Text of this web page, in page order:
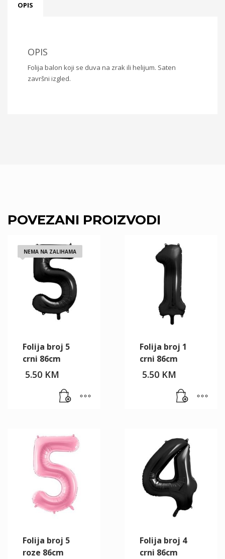
OPIS
OPIS
Folija balon koji se duva na zrak ili helijum. Saten
završni izgled.
POVEZANI PROIZVODI
NEMA NA ZALIHAMA
Folija broj 5
crni 86cm
5.50 KM
Folija broj 1
crni 86cm
5.50 KM
Folija broj 5
roze 86cm
Folija broj 4
crni 86cm